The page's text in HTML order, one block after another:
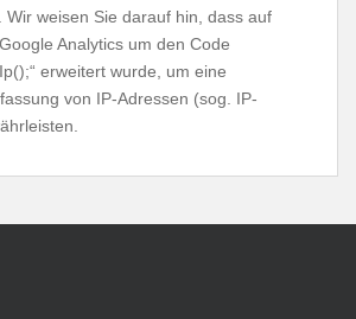
Wir weisen Sie darauf hin, dass auf
Analytics um den Code
erweitert wurde, um eine
von IP-Adressen (sog. IP-